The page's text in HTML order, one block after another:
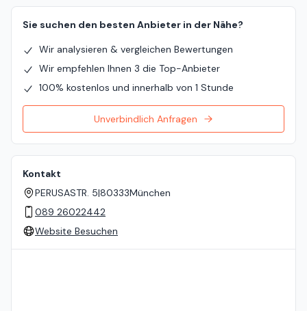
Sie suchen den besten Anbieter in der Nähe?
Wir analysieren & vergleichen Bewertungen
Wir empfehlen Ihnen 3 die Top-Anbieter
100% kostenlos und innerhalb von 1 Stunde
Unverbindlich Anfragen
Kontakt
PERUSASTR. 5|80333München
089 26022442
Website Besuchen